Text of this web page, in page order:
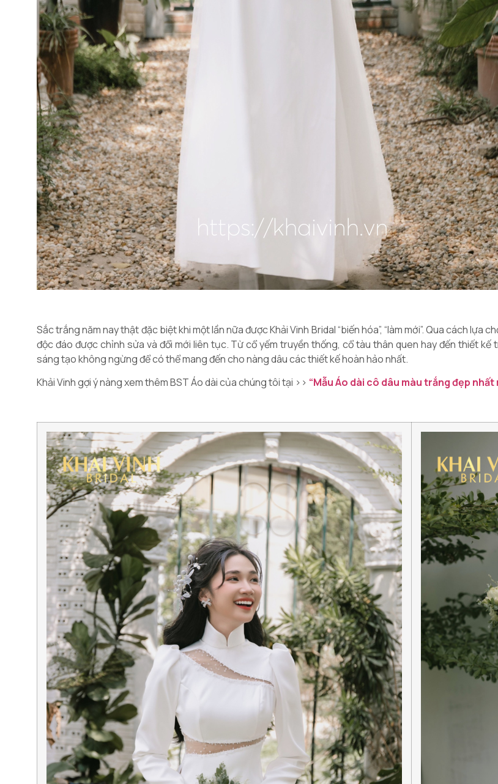
Sắc trắng năm nay thật đặc biệt khi một lần nữa được Khải Vinh Bridal “biến hóa”, “làm mới”. Qua cách
độc đáo được chỉnh sửa và đổi mới liên tục. Từ cổ yếm truyền thống, cổ tàu thân quen hay đến thiết kế
sáng tạo không ngừng để có thể mang đến cho nàng dâu các thiết kế hoàn hảo nhất.
Khải Vinh gợi ý nàng xem thêm BST Áo dài của chúng tôi tại >> “Mẫu Áo dài cô dâu màu trắng đẹp nhất